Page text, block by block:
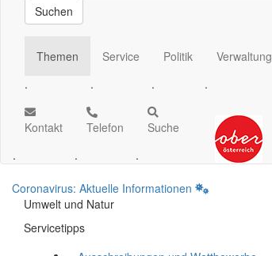
Suchen
Themen
.
Service
.
Politik
.
Verwaltung
.
Kontakt
.
Telefon
.
Suche
.
Coronavirus: Aktuelle Informationen
Umwelt und Natur
Servicetipps